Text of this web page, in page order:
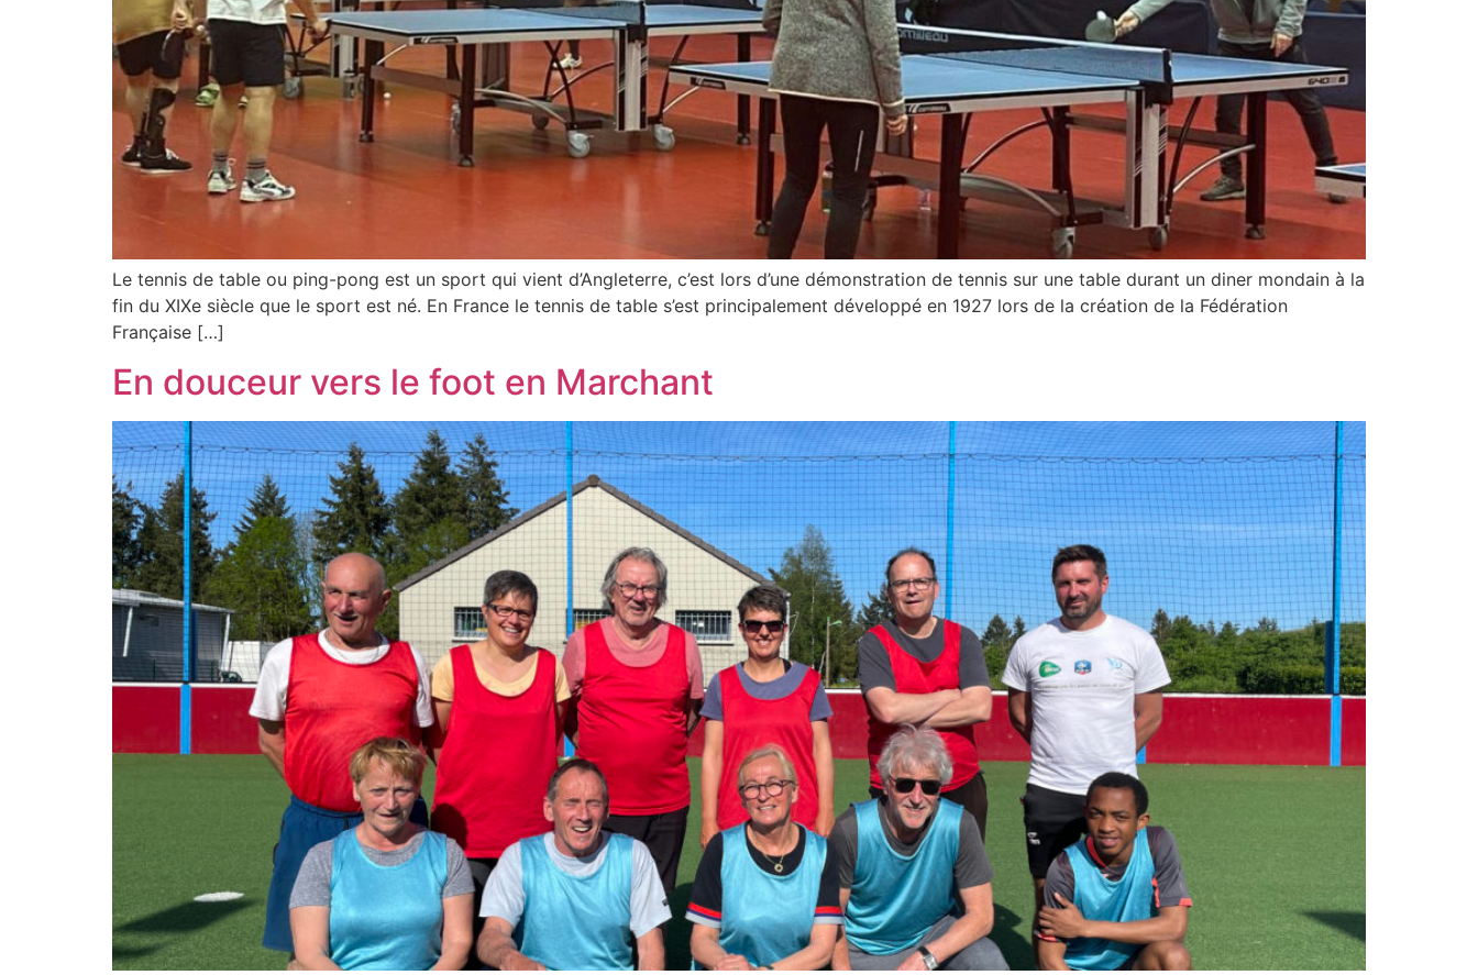
Le tennis de table ou ping-pong est un sport qui vient d’Angleterre, c’est lors d’une démonstration de tennis sur une table durant un diner mondain à la
fin du XIXe siècle que le sport est né. En France le tennis de table s’est principalement développé en 1927 lors de la création de la Fédération
Française […]
En douceur vers le foot en Marchant